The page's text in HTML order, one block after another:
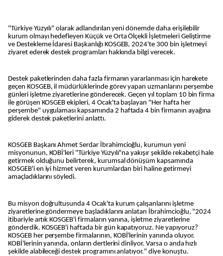
"Türkiye Yüzyılı" olarak adlandırılan yeni dönemde daha erişilebilir
kurum olmayı hedefleyen Küçük ve Orta Ölçekli İşletmeleri Geliştirme
ve Destekleme İdaresi Başkanlığı KOSGEB, 2024'te 300 bin işletmeyi
ziyaret ederek destek programları hakkında bilgi verecek.
Destek paketlerinden daha fazla firmanın yararlanması için harekete
geçen KOSGEB, il müdürlüklerinde görev yapan uzmanlarını perşembe
günleri işletme ziyaretlerine gönderecek. Geçen yıl toplam 10 bin firma
ile görüşen KOSGEB ekipleri, 4 Ocak'ta başlayan "Her hafta her
perşembe" uygulaması kapsamında 2 haftada 4 bin firmanın ayağına
giderek destek paketlerini anlattı.
KOSGEB Başkanı Ahmet Serdar İbrahimcioğlu, kurumun yeni
misyonunun, KOBİ'leri "Türkiye Yüzyılı"na yakışır şekilde rekabetçi hale
getirmek olduğunu belirterek, kurumsal dönüşüm kapsamında
KOSGEB'i en iyi hizmet veren kurumlardan biri haline getirmeyi
amaçladıklarını söyledi.
Bu misyon doğrultusunda 4 Ocak'ta kurum çalışanlarını işletme
ziyaretlerine göndermeye başladıklarını anlatan İbrahimcioğlu, "2024
itibariyle artık KOSGEB'i firmaların yanına, işletme ziyaretlerine
gönderdik. KOSGEB'i haftada bir gün kapatıyoruz. Ne yapıyoruz?
KOSGEB her perşembe firmalarının, KOBİ'lerinin yanında oluyor.
KOBİ'lerinin yanında, onların dertlerini dinliyor. Varsa o anda hızlı
şekilde alabileceği destek programını anlatıyor." diye konuştu.